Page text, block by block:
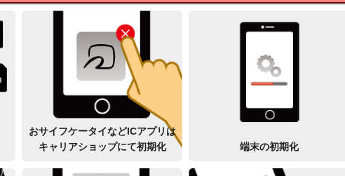
おサイフケータイなどICアプリは
キャリアショップにて初期化
端末の初期化